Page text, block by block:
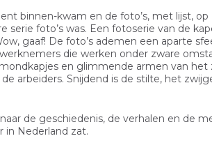
binnen-kwam en de foto’s, met lijst,
serie foto’s was. Een fotoserie van de
gaaf! De foto’s ademen een aparte
die werken onder zware
en glimmende armen van
arbeiders. Snijdend is de stilte, het
de geschiedenis, de verhalen en de
in Nederland zat.